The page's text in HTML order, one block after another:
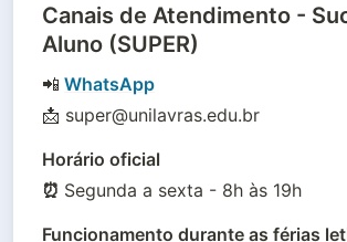
Canais de Atendimento -
Aluno (SUPER)
📲 WhatsApp
📩 super@unilavras.edu.br
Horário oficial
⏰ Segunda a sexta - 8h às 19h
Funcionamento durante as férias